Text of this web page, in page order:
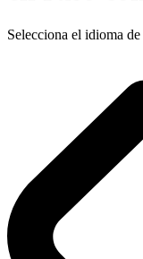
Selecciona el idioma